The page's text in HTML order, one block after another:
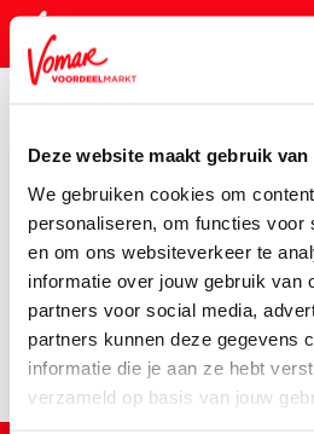
Deze website maakt gebruik van
We gebruiken cookies om
personaliseren, om functies voor
en om ons websiteverkeer te
informatie over jouw gebruik van
partners voor social media,
partners kunnen deze gegevens
informatie die je aan ze hebt
verzameld op basis van jouw
KIK-kaart
Pincode vergeten
Persoonlijk KIK-account
Assortiment Huishouden
Er is een fout
We hebben het product niet